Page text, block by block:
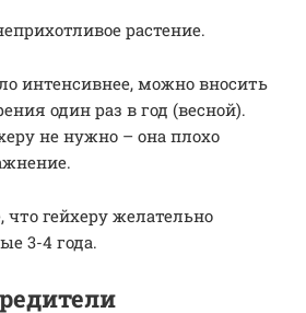
растение.
интенсивнее, можно вносить
один раз в год (весной).
не нужно – она плохо
гейхеру желательно
3-4 года.